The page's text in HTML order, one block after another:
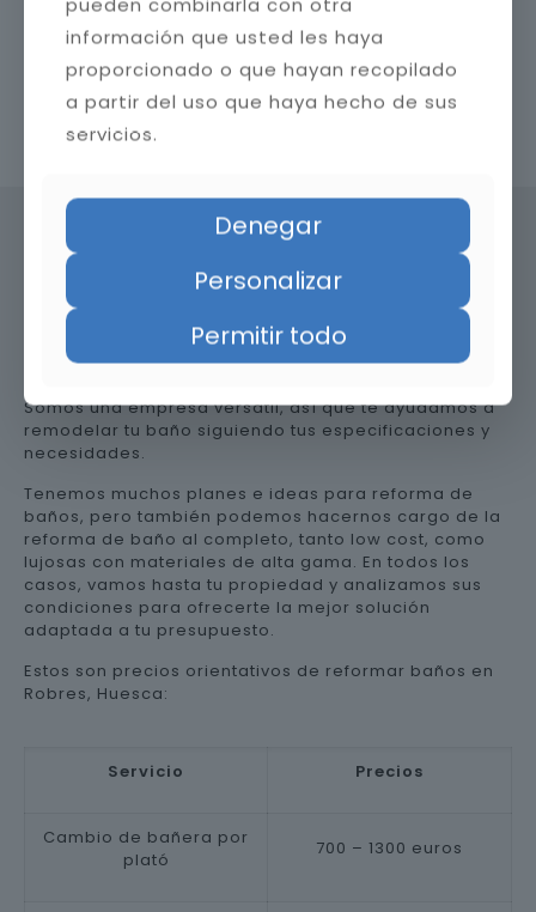
Contacta con nosotros
Precio de reformar el baño en
Huesca
Somos una empresa versátil, así que te ayudamos a
remodelar tu baño siguiendo tus especificaciones y
necesidades.
Tenemos muchos planes e ideas para reforma de
baños, pero también podemos hacernos cargo de la
reforma de baño al completo, tanto low cost, como
lujosas con materiales de alta gama. En todos los
casos, vamos hasta tu propiedad y analizamos sus
condiciones para ofrecerte la mejor solución
adaptada a tu presupuesto.
Estos son precios orientativos de reformar baños en
Robres, Huesca:
Servicio Precios
Cambio de bañera por
plató
700 – 1300 euros
información que usted les haya
proporcionado o que hayan recopilado
a partir del uso que haya hecho de sus
servicios.
Denegar
Personalizar
Permitir todo